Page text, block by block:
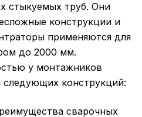
стыкуемых труб. Они
конструкции и
применяются для
до 2000 мм.
у монтажников
конструкций:
сварочных